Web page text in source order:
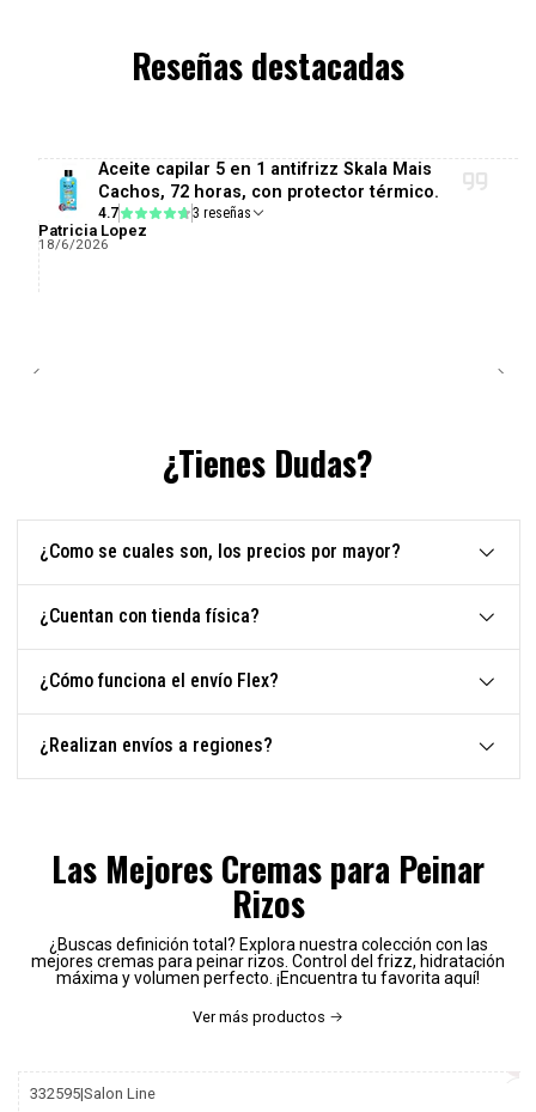
Reseñas destacadas
Aceite capilar 5 en 1 antifrizz Skala Mais
Cachos, 72 horas, con protector térmico.
4.7 3 reseñas
Patricia Lopez
18/6/2026
¿Tienes Dudas?
¿Como se cuales son, los precios por mayor?
¿Cuentan con tienda física?
¿Cómo funciona el envío Flex?
¿Realizan envíos a regiones?
Las Mejores Cremas para Peinar
Rizos
¿Buscas definición total? Explora nuestra colección con las
mejores cremas para peinar rizos. Control del frizz, hidratación
máxima y volumen perfecto. ¡Encuentra tu favorita aquí!
Ver más productos
332595|Salon Line